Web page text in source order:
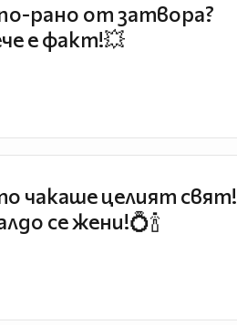
рано от затвора?
е факт!💥
чакаше целият свят!
се жени!💍🍾